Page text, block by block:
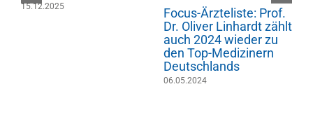
15.12.2025
Focus-Ärzteliste: Prof.
Dr. Oliver Linhardt zählt
auch 2024 wieder zu
den Top-Medizinern
Deutschlands
06.05.2024